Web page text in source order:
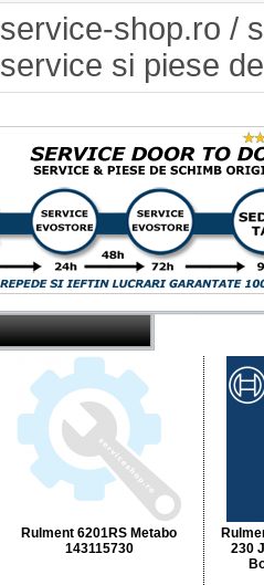
service-shop.ro /
service si piese
Rulment 6201RS Metabo
143115730
230